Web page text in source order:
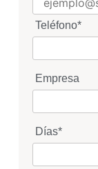
Teléfono*
Empresa
Días*